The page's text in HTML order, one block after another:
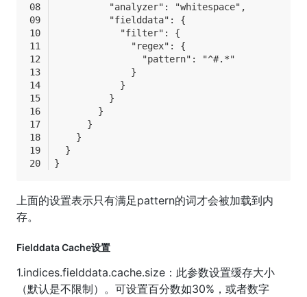
          "analyzer": "whitespace",
          "fielddata": {
            "filter": {
              "regex": {
                "pattern": "^#.*"
              }
            }
          }
        }
      }
    }
  }
}
上面的设置表示只有满足pattern的词才会被加载到内
存。
Fielddata Cache设置
1.indices.fielddata.cache.size：此参数设置缓存大小
（默认是不限制）。可设置百分数如30%，或者数字